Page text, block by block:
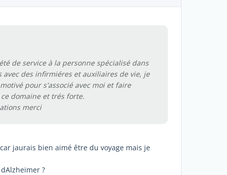
de service à la personne spécialisé dans
des infirmiéres et auxiliaires de vie, je
pour s'associé avec moi et faire
domaine et trés forte.
merci
jaurais bien aimé être du voyage mais je
?‎